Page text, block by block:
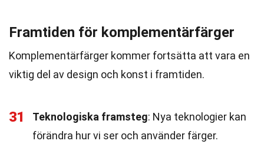
Framtiden för komplementärfärger
Komplementärfärger kommer fortsätta att vara en
viktig del av design och konst i framtiden.
31 Teknologiska framsteg: Nya teknologier kan
förändra hur vi ser och använder färger.